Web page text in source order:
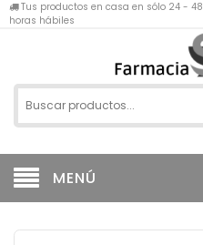
Tus productos en casa en sólo 24 - 48
horas hábiles
MENÚ